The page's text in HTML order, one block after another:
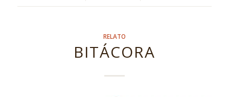
RELATO
BITÁCORA